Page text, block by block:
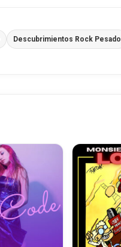
Descubrimientos Rock Pesado